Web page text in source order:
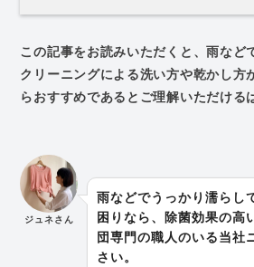
この記事をお読みいただくと、雨など
クリーニングによる洗い方や乾かし方
らおすすめであるとご理解いただける
ジュネさん
雨などでうっかり濡らし
困りなら、除菌効果の高
団専門の職人のいる当社
さい。